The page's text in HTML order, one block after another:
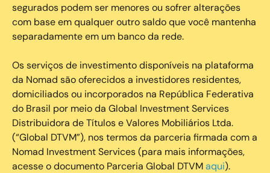
segurados podem ser menores ou sofrer alterações
com base em qualquer outro saldo que você mantenha
separadamente em um banco da rede.
Os serviços de investimento disponíveis na plataforma
da Nomad são oferecidos a investidores residentes,
domiciliados ou incorporados na República Federativa
do Brasil por meio da Global Investment Services
Distribuidora de Títulos e Valores Mobiliários Ltda.
(“Global DTVM”), nos termos da parceria firmada com a
Nomad Investment Services (para mais informações,
acesse o documento Parceria Global DTVMaqui).